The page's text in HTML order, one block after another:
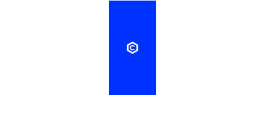
РАЗРАБОТКА
УСЛУГИ